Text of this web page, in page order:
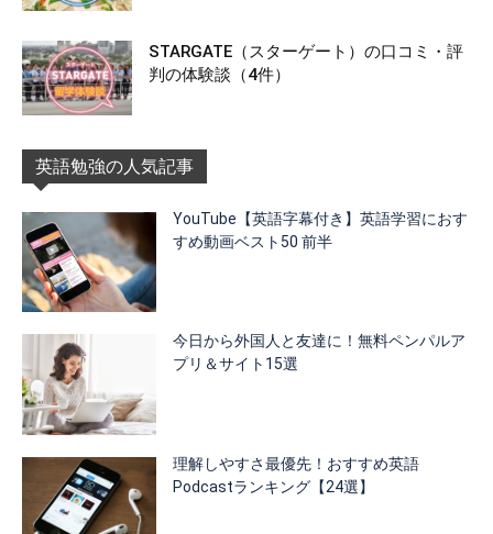
STARGATE（スターゲート）の口コミ・評
判の体験談（4件）
英語勉強の人気記事
YouTube【英語字幕付き】英語学習におす
すめ動画ベスト50 前半
今日から外国人と友達に！無料ペンパルア
プリ＆サイト15選
理解しやすさ最優先！おすすめ英語
Podcastランキング【24選】